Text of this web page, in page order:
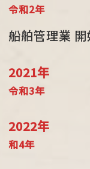
令和2年
船舶管理業 開
2021年
令和3年
2022年
和4年